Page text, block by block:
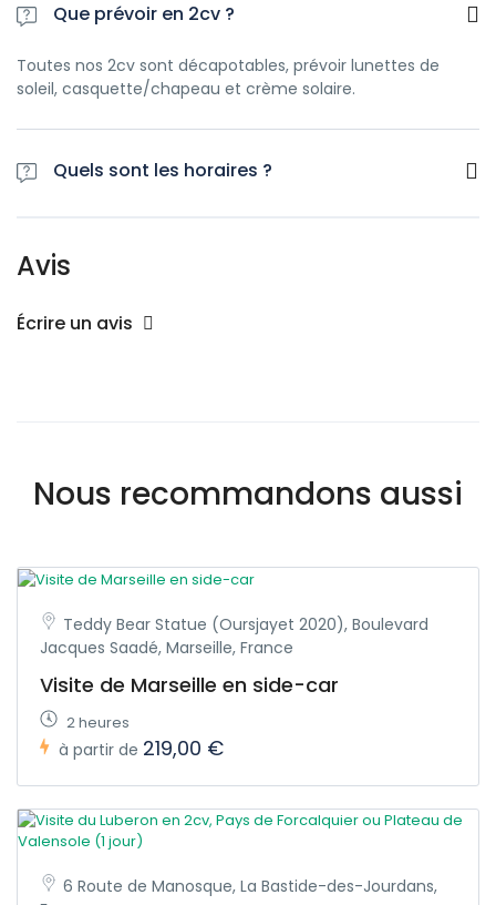
Que prévoir en 2cv ?
Toutes nos 2cv sont décapotables, prévoir lunettes de
soleil, casquette/chapeau et crème solaire.
Quels sont les horaires ?
Avis
Écrire un avis
Nous recommandons aussi
Teddy Bear Statue (Oursjayet 2020), Boulevard
Jacques Saadé, Marseille, France
Visite de Marseille en side-car
2 heures
à partir de 219,00 €
6 Route de Manosque, La Bastide-des-Jourdans,